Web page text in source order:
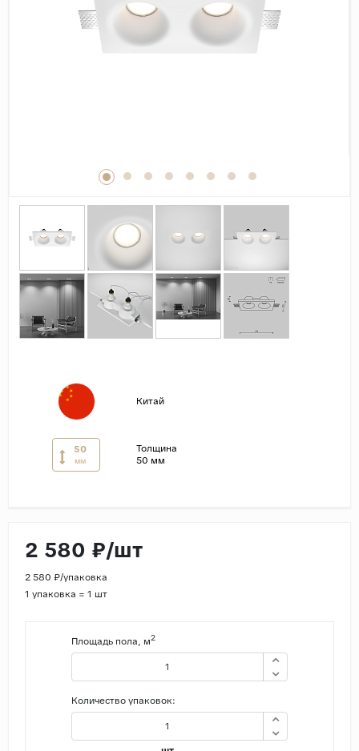
Дерево
Камень
Поверхность
Лаппатированная
Сатинированная
Карвинг
Китай
50
мм
Толщина
50 мм
2 580 ₽/шт
2 580 ₽/упаковка
1 упаковка = 1 шт
Площадь пола, м2
Количество упаковок: